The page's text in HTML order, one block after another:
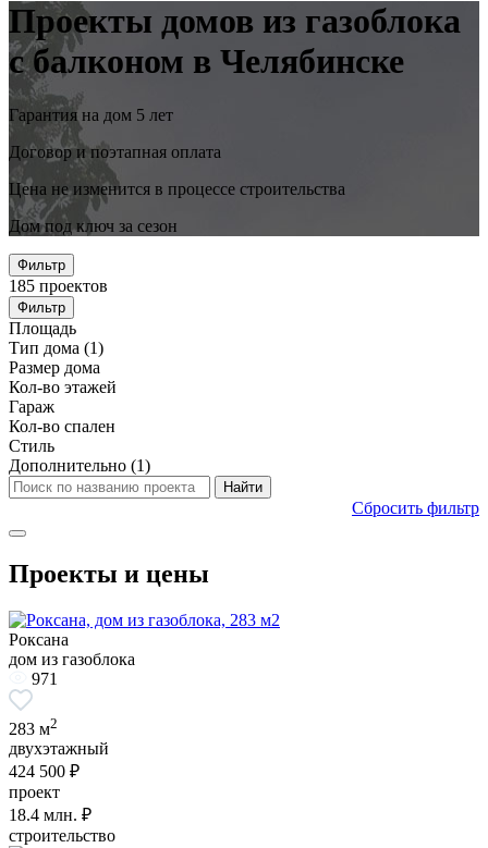
Проекты домов из газоблока
с балконом в Челябинске
Гарантия на дом 5 лет
Договор и поэтапная оплата
Цена не изменится в процессе строительства
Дом под ключ за сезон
Фильтр
185 проектов
Фильтр
Площадь
Тип дома (1)
Размер дома
Кол-во этажей
Гараж
Кол-во спален
Стиль
Дополнительно (1)
Сбросить фильтр
Проекты и цены
Роксана
дом из газоблока
971
283 м2
двухэтажный
424 500 ₽
проект
18.4 млн. ₽
строительство